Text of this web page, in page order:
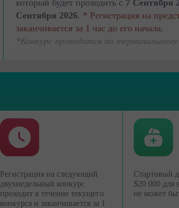
который будет проходить с 7 Сентября
Сентября 2026. * Регистрация на
заканчивается за 1 час до его начала.
*Конкурс проводится по терминальному
Регистрация на следующий
двухнедельный конкурс
проходит в течение текущего
конкурса и заканчивается за 1
Стартовый
$20 000 для
не может